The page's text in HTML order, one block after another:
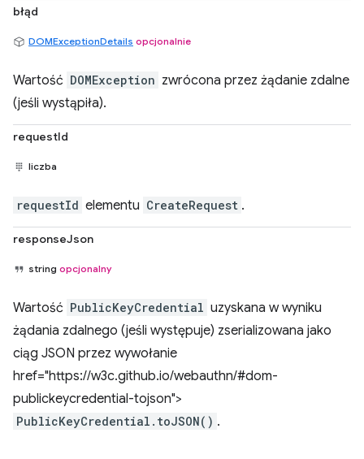
błąd
DOMExceptionDetails opcjonalnie
Wartość DOMException zwrócona przez żądanie zdalne
(jeśli wystąpiła).
requestId
liczba
requestId elementu CreateRequest .
responseJson
string opcjonalny
Wartość PublicKeyCredential uzyskana w wyniku
żądania zdalnego (jeśli występuje) zserializowana jako
ciąg JSON przez wywołanie
href="https://w3c.github.io/webauthn/#dom-
publickeycredential-tojson">
PublicKeyCredential.toJSON() .